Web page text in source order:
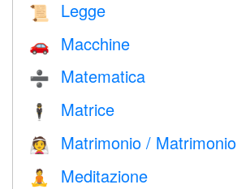
📜 Legge
🚗 Macchine
➗ Matematica
🕴️ Matrice
👰 Matrimonio / Matrimonio
🧘 Meditazione